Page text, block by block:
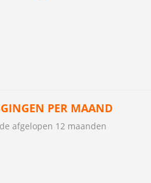
PER MAAND
afgelopen 12 maanden